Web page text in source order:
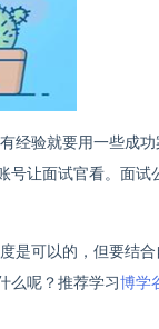
经验就要用一些成
号让面试官看。面试
是可以的，但要结
么呢？推荐学习博学